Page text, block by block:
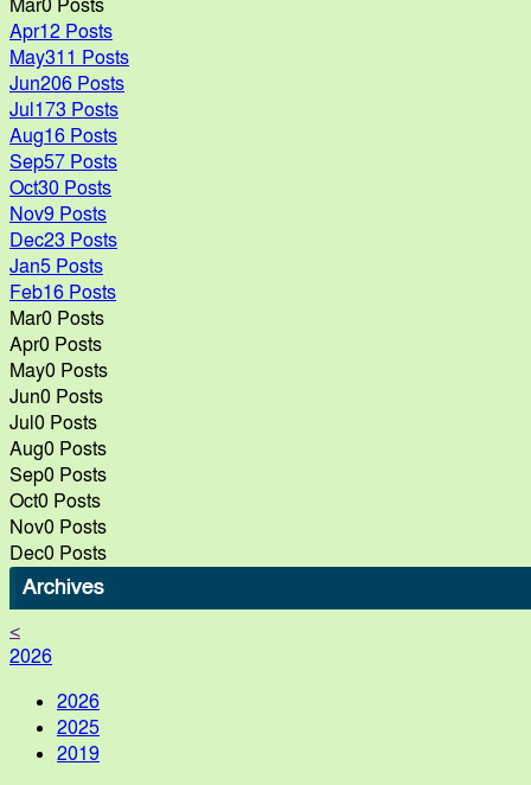
মরদেহ উদ্ধার
Mar0 Posts
Apr12 Posts
May311 Posts
Jun206 Posts
Jul173 Posts
Aug16 Posts
Sep57 Posts
Oct30 Posts
Nov9 Posts
Dec23 Posts
Jan5 Posts
Feb16 Posts
Mar0 Posts
Apr0 Posts
May0 Posts
Jun0 Posts
Jul0 Posts
Aug0 Posts
Sep0 Posts
Oct0 Posts
Nov0 Posts
Dec0 Posts
Archives
<
2026
2026
2025
2019